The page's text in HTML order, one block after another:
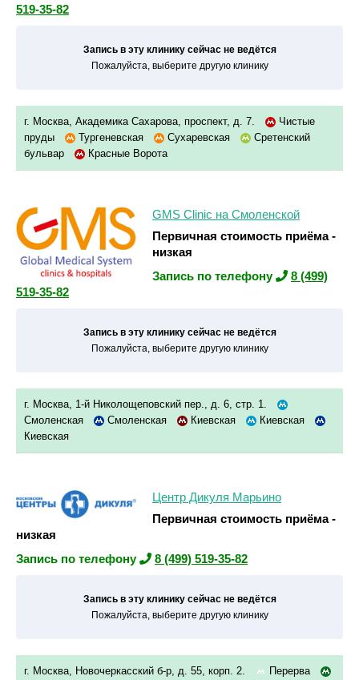
519-35-82
Запись в эту клинику сейчас не ведётся
Пожалуйста, выберите другую клинику
г. Москва, Академика Сахарова, проспект, д. 7.
Чистые
пруды
Тургеневская Сухаревская
Сретенский
бульвар
Красные Ворота
GMS Clinic на Смоленской
Первичная стоимость приёма -
низкая
Запись по телефону
8 (499)
519-35-82
Запись в эту клинику сейчас не ведётся
Пожалуйста, выберите другую клинику
г. Москва, 1-й Николощеповский пер., д. 6, стр. 1.
Смоленская
Смоленская Киевская
Киевская
Киевская
Центр Дикуля Марьино
Первичная стоимость приёма -
низкая
Запись по телефону
8 (499) 519-35-82
Запись в эту клинику сейчас не ведётся
Пожалуйста, выберите другую клинику
г. Москва, Новочеркасский б-р, д. 55, корп. 2.
Перерва